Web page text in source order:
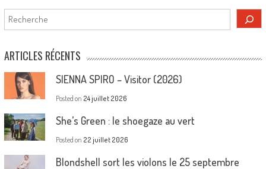
Rechercher
ARTICLES RÉCENTS
SIENNA SPIRO – Visitor (2026)
Posted on 24 juillet 2026
She’s Green : le shoegaze au vert
Posted on 22 juillet 2026
Blondshell sort les violons le 25 septembre